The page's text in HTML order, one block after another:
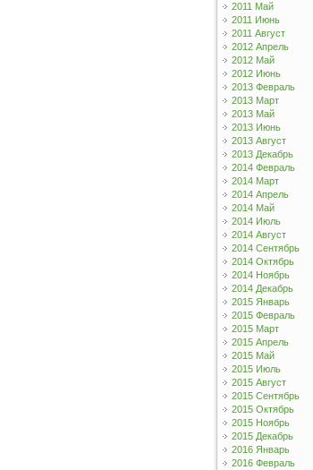
2011 Май
2011 Июнь
2011 Август
2012 Апрель
2012 Май
2012 Июнь
2013 Февраль
2013 Март
2013 Май
2013 Июнь
2013 Август
2013 Декабрь
2014 Февраль
2014 Март
2014 Апрель
2014 Май
2014 Июль
2014 Август
2014 Сентябрь
2014 Октябрь
2014 Ноябрь
2014 Декабрь
2015 Январь
2015 Февраль
2015 Март
2015 Апрель
2015 Май
2015 Июль
2015 Август
2015 Сентябрь
2015 Октябрь
2015 Ноябрь
2015 Декабрь
2016 Январь
2016 Февраль